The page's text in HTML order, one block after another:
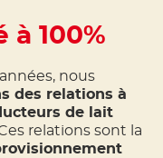
à 100%
nous
des relations à
de lait
relations sont la